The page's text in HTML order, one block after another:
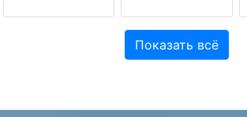
Показать всё